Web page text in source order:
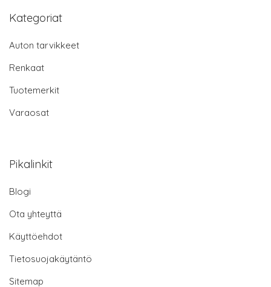
Kategoriat
Auton tarvikkeet
Renkaat
Tuotemerkit
Varaosat
Pikalinkit
Blogi
Ota yhteyttä
Käyttöehdot
Tietosuojakäytäntö
Sitemap